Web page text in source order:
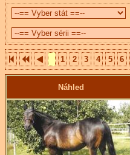
1 2 3 4 5 6
Náhled